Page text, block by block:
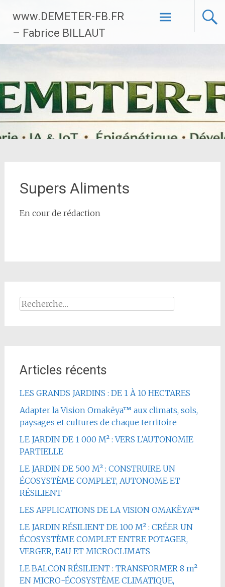
contenu
principal
www.DEMETER-FB.FR
– Fabrice BILLAUT
Supers Aliments
En cour de rédaction
Rechercher :
Articles récents
LES GRANDS JARDINS : DE 1 À 10 HECTARES
Adapter la Vision Omakëya™ aux climats, sols,
paysages et cultures de chaque territoire
LE JARDIN DE 1 000 M² : VERS L’AUTONOMIE
PARTIELLE
LE JARDIN DE 500 M² : CONSTRUIRE UN
ÉCOSYSTÈME COMPLET, AUTONOME ET
RÉSILIENT
LES APPLICATIONS DE LA VISION OMAKËYA™
LE JARDIN RÉSILIENT DE 100 M² : CRÉER UN
ÉCOSYSTÈME COMPLET ENTRE POTAGER,
VERGER, EAU ET MICROCLIMATS
LE BALCON RÉSILIENT : TRANSFORMER 8 m²
EN MICRO-ÉCOSYSTÈME CLIMATIQUE,